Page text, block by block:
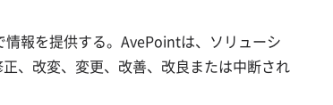
報を提供する。AvePointは、ソリューシ
、改変、変更、改善、改良または中断され